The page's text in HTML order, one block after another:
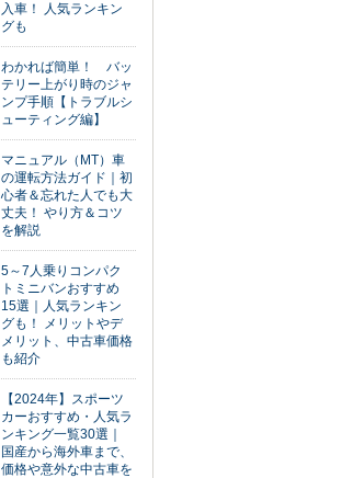
入車！ 人気ランキン
グも
わかれば簡単！ バッ
テリー上がり時のジャ
ンプ手順【トラブルシ
ューティング編】
マニュアル（MT）車
の運転方法ガイド｜初
心者＆忘れた人でも大
丈夫！ やり方＆コツ
を解説
5～7人乗りコンパク
トミニバンおすすめ
15選｜人気ランキン
グも！ メリットやデ
メリット、中古車価格
も紹介
【2024年】スポーツ
カーおすすめ・人気ラ
ンキング一覧30選｜
国産から海外車まで、
価格や意外な中古車を